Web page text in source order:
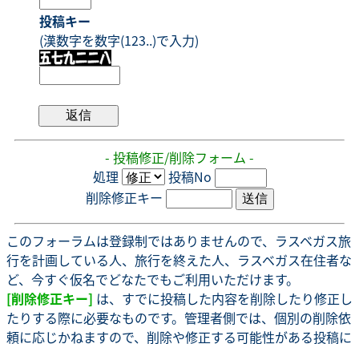
投稿キー
(漢数字を数字(123..)で入力)
- 投稿修正/削除フォーム -
処理
投稿No
削除修正キー
このフォーラムは登録制ではありませんので、ラスベガス旅
行を計画している人、旅行を終えた人、ラスベガス在住者な
ど、今すぐ仮名でどなたでもご利用いただけます。
[削除修正キー] は、すでに投稿した内容を削除したり修正し
たりする際に必要なものです。管理者側では、個別の削除依
頼に応じかねますので、削除や修正する可能性がある投稿に